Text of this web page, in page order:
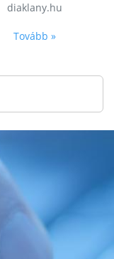
diaklany.hu
Tovább »